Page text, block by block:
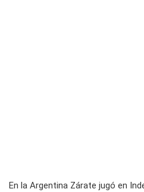
En la Argentina Zárate jugó en